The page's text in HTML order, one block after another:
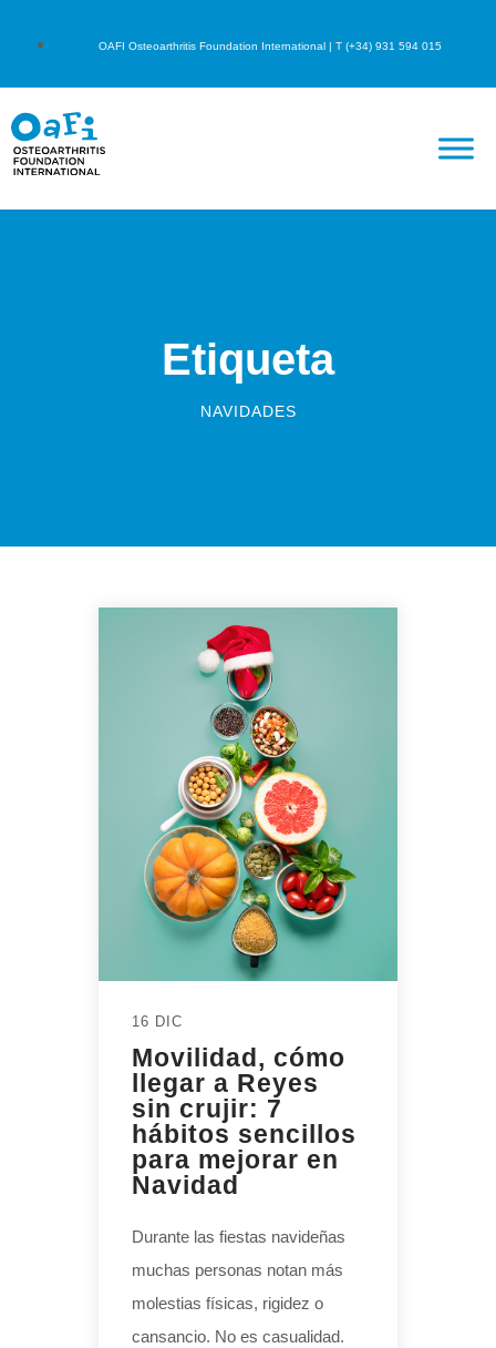
OAFI Osteoarthritis Foundation International | T (+34) 931 594 015
Etiqueta
NAVIDADES
16 DIC
Movilidad, cómo
llegar a Reyes
sin crujir: 7
hábitos sencillos
para mejorar en
Navidad
Durante las fiestas navideñas
muchas personas notan más
molestias físicas, rigidez o
cansancio. No es casualidad.